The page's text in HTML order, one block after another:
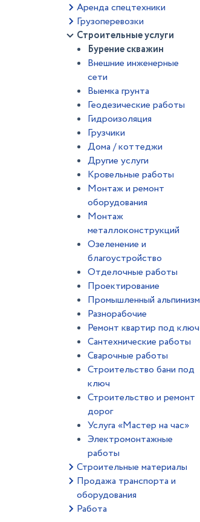
Аренда спецтехники
Грузоперевозки
Строительные услуги
Бурение скважин
Внешние инженерные
сети
Выемка грунта
Геодезические работы
Гидроизоляция
Грузчики
Дома / коттеджи
Другие услуги
Кровельные работы
Монтаж и ремонт
оборудования
Монтаж
металлоконструкций
Озеленение и
благоустройство
Отделочные работы
Проектирование
Промышленный альпинизм
Разнорабочие
Ремонт квартир под ключ
Сантехнические работы
Сварочные работы
Строительство бани под
ключ
Строительство и ремонт
дорог
Услуга «Мастер на час»
Электромонтажные
работы
Строительные материалы
Продажа транспорта и
оборудования
Работа